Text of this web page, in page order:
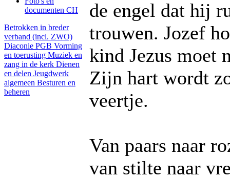
documenten CH
Betrokken in breder
verband (incl. ZWO)
Diaconie PGB Vorming
en toerusting Muziek en
zang in de kerk Dienen
en delen Jeugdwerk
algemeen Besturen en
beheren
de engel dat hij
trouwen. Jozef
kind Jezus moet
Zijn hart wordt
veertje.
Van paars naar
van stilte naar